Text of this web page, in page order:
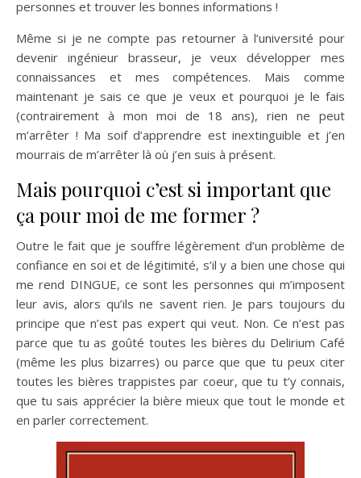
personnes et trouver les bonnes informations !
Même si je ne compte pas retourner à l’université pour
devenir ingénieur brasseur, je veux développer mes
connaissances et mes compétences. Mais comme
maintenant je sais ce que je veux et pourquoi je le fais
(contrairement à mon moi de 18 ans), rien ne peut
m’arrêter ! Ma soif d’apprendre est inextinguible et j’en
mourrais de m’arrêter là où j’en suis à présent.
Mais pourquoi c’est si important que
ça pour moi de me former ?
Outre le fait que je souffre légèrement d’un problème de
confiance en soi et de légitimité, s’il y a bien une chose qui
me rend DINGUE, ce sont les personnes qui m’imposent
leur avis, alors qu’ils ne savent rien. Je pars toujours du
principe que n’est pas expert qui veut. Non. Ce n’est pas
parce que tu as goûté toutes les bières du Delirium Café
(même les plus bizarres) ou parce que que tu peux citer
toutes les bières trappistes par coeur, que tu t’y connais,
que tu sais apprécier la bière mieux que tout le monde et
en parler correctement.